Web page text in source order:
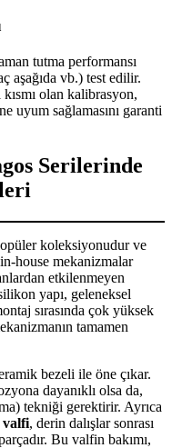
tutma performansı
aşağıda vb.) test edilir.
olan kalibrasyon,
uyum sağlamasını garanti
Serilerinde
koleksiyonudur ve
house mekanizmalar
etkilenmeyen
yapı, geleneksel
sırasında çok yüksek
tamamen
bezeli ile öne çıkar.
dayanıklı olsa da,
tekniği gerektirir. Ayrıca
valfi, derin dalışlar sonrası
Bu valfin bakımı,